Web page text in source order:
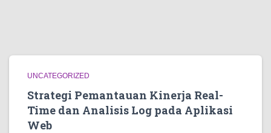
UNCATEGORIZED
Strategi Pemantauan Kinerja Real-
Time dan Analisis Log pada Aplikasi
Web